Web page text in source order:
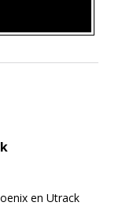
en Utrack